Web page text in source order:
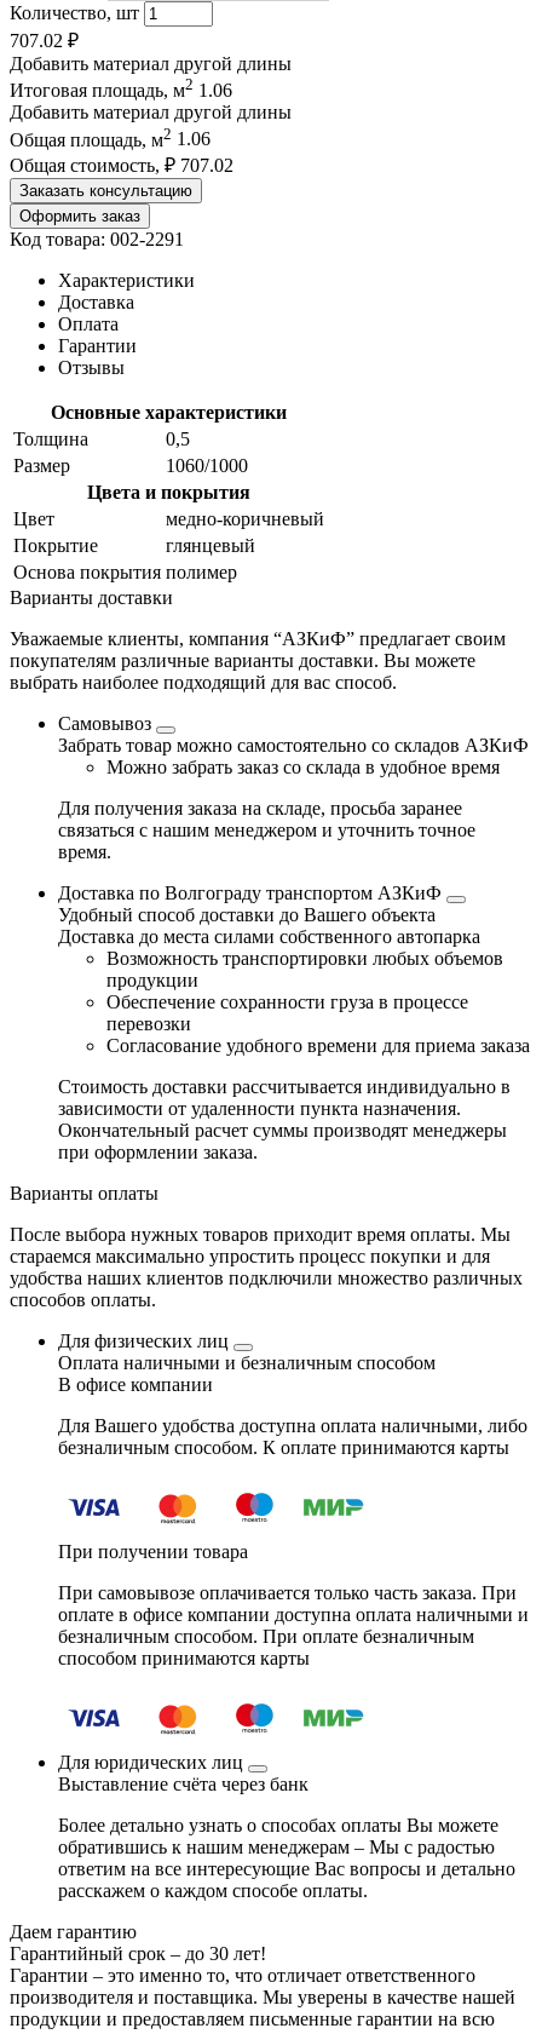
Количество, шт
707.02 ₽
Добавить материал другой длины
Итоговая площадь, м2 1.06
Добавить материал другой длины
Общая площадь, м2 1.06
Общая стоимость, ₽ 707.02
Заказать консультацию
Оформить заказ
Код товара: 002-2291
Характеристики
Доставка
Оплата
Гарантии
Отзывы
Основные характеристики
Толщина
0,5
Размер
1060/1000
Цвета и покрытия
Цвет
медно-коричневый
Покрытие
глянцевый
Основа покрытия полимер
Варианты доставки
Уважаемые клиенты, компания “АЗКиФ” предлагает своим
покупателям различные варианты доставки. Вы можете
выбрать наиболее подходящий для вас способ.
Самовывоз
Забрать товар можно самостоятельно со складов АЗКиФ
Можно забрать заказ со склада в удобное время
Для получения заказа на складе, просьба заранее
связаться с нашим менеджером и уточнить точное
время.
Доставка по Волгограду транспортом АЗКиФ
Удобный способ доставки до Вашего объекта
Доставка до места силами собственного автопарка
Возможность транспортировки любых объемов
продукции
Обеспечение сохранности груза в процессе
перевозки
Согласование удобного времени для приема заказа
Стоимость доставки рассчитывается индивидуально в
зависимости от удаленности пункта назначения.
Окончательный расчет суммы производят менеджеры
при оформлении заказа.
Варианты оплаты
После выбора нужных товаров приходит время оплаты. Мы
стараемся максимально упростить процесс покупки и для
удобства наших клиентов подключили множество различных
способов оплаты.
Для физических лиц
Оплата наличными и безналичным способом
В офисе компании
Для Вашего удобства доступна оплата наличными, либо
безналичным способом. К оплате принимаются карты
При получении товара
При самовывозе оплачивается только часть заказа. При
оплате в офисе компании доступна оплата наличными и
безналичным способом. При оплате безналичным
способом принимаются карты
Для юридических лиц
Выставление счёта через банк
Более детально узнать о способах оплаты Вы можете
обратившись к нашим менеджерам – Мы с радостью
ответим на все интересующие Вас вопросы и детально
расскажем о каждом способе оплаты.
Даем гарантию
Гарантийный срок – до 30 лет!
Гарантии – это именно то, что отличает ответственного
производителя и поставщика. Мы уверены в качестве нашей
продукции и предоставляем письменные гарантии на всю